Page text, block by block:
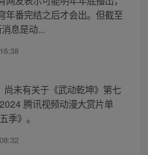
年番完结之后才会出。但截至
息是动...
未有关于《武动乾坤》第七
腾讯视频动漫大赏片单
季》。